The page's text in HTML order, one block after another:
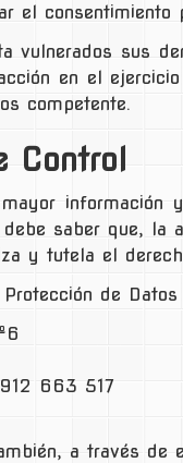
el consentimiento
vulnerados sus
en el
competente.
Control
información
saber que, la
y tutela el
de Datos
663 517
a través de